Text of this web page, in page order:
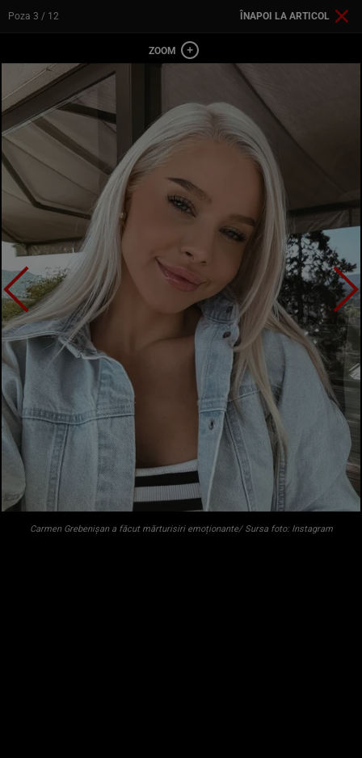
Poza 3 / 12 ÎNAPOI LA ARTICOL
Carmen Grebenișan a făcut mărturisiri emoționante/ Sursa foto: Instagram